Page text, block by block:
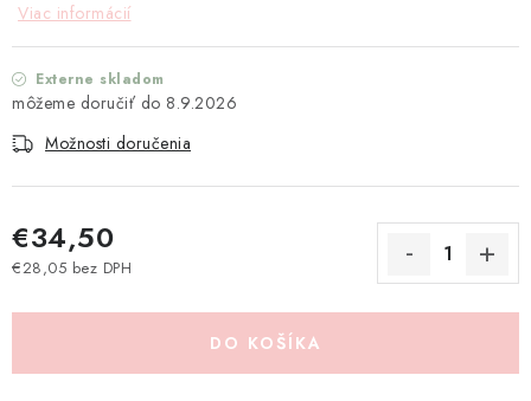
VŠETKY PRODUKTY
ZNAČKY
Ako nakupovať
Obchodné podmienky
Podmienky ochrany osobných údajov
Katalógy Moja objednávka
Viac informácií
Externe skladom
8.9.2026
Možnosti doručenia
€34,50
€28,05 bez DPH
DO KOŠÍKA